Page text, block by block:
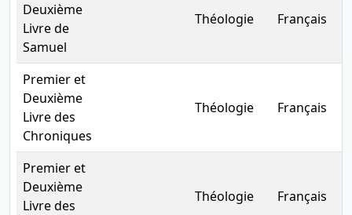
Deuxième
Livre de
Samuel
Théologie Français
Premier et
Deuxième
Livre des
Chroniques
Théologie Français
Premier et
Deuxième
Livre des
Théologie Français